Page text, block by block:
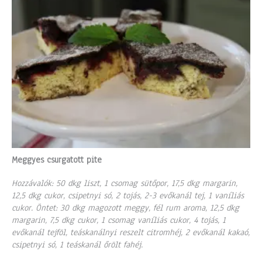
Meggyes csurgatott pite
Hozzávalók: 50 dkg liszt, 1 csomag sütőpor, 17,5 dkg margarin,
12,5 dkg cukor, csipetnyi só, 2 tojás, 2-3 evőkanál tej, 1 vaníliás
cukor. Öntet: 30 dkg magozott meggy, fél rum aroma, 12,5 dkg
margarin, 7,5 dkg cukor, 1 csomag vaníliás cukor, 4 tojás, 1
evőkanál tejföl, teáskanálnyi reszelt citromhéj, 2 evőkanál kakaó,
csipetnyi só, 1 teáskanál őrölt fahéj.